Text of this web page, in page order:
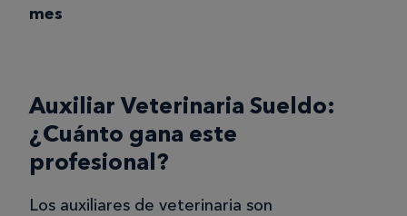
mes
Auxiliar Veterinaria Sueldo:
¿Cuánto gana este
profesional?
Los auxiliares de veterinaria son